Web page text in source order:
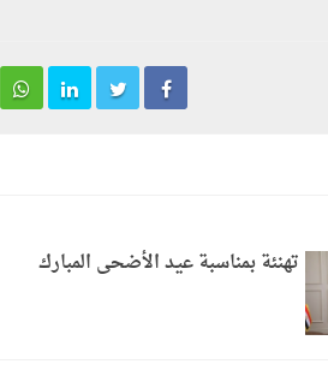
تهنئة بمناسبة عيد الأضحى المبارك